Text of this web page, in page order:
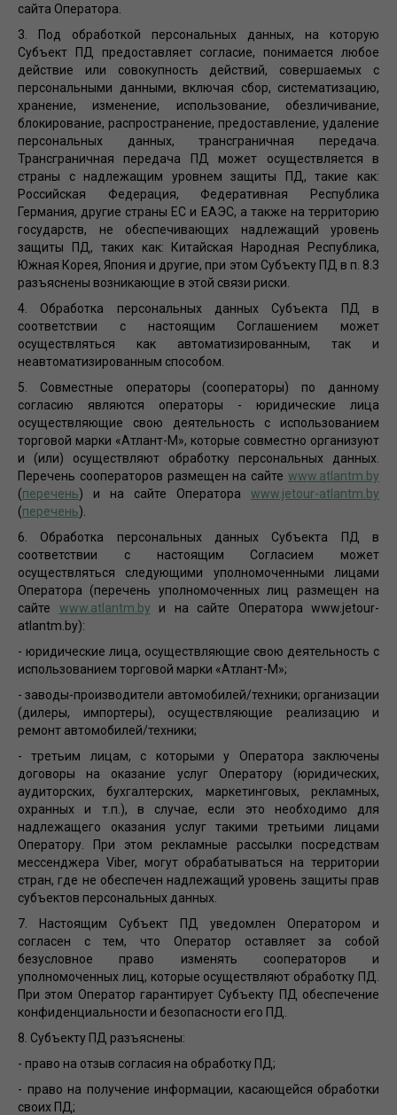
сайта Оператора.
3. Под обработкой персональных данных, на которую
Субъект ПД предоставляет согласие, понимается любое
действие или совокупность действий, совершаемых с
персональными данными, включая сбор, систематизацию,
хранение, изменение, использование, обезличивание,
блокирование, распространение, предоставление, удаление
персональных данных, трансграничная передача.
Трансграничная передача ПД может осуществляется в
страны с надлежащим уровнем защиты ПД, такие как:
Российская Федерация, Федеративная Республика
Германия, другие страны ЕС и ЕАЭС, а также на территорию
государств, не обеспечивающих надлежащий уровень
защиты ПД, таких как: Китайская Народная Республика,
Южная Корея, Япония и другие, при этом Субъекту ПД в п. 8.3
разъяснены возникающие в этой связи риски.
4. Обработка персональных данных Субъекта ПД в
соответствии с настоящим Соглашением может
осуществляться как автоматизированным, так и
неавтоматизированным способом.
5. Совместные операторы (сооператоры) по данному
согласию являются операторы - юридические лица
осуществляющие свою деятельность с использованием
торговой марки «Атлант-М», которые совместно организуют
и (или) осуществляют обработку персональных данных.
Перечень сооператоров размещен на сайте www.atlantm.by
(перечень) и на сайте Оператора www.jetour-atlantm.by
(перечень).
6. Обработка персональных данных Субъекта ПД в
соответствии с настоящим Согласием может
осуществляться следующими уполномоченными лицами
Оператора (перечень уполномоченных лиц размещен на
сайте www.atlantm.by и на сайте Оператора www.jetour-
atlantm.by):
- юридические лица, осуществляющие свою деятельность с
использованием торговой марки «Атлант-М»;
- заводы-производители автомобилей/техники; организации
(дилеры, импортеры), осуществляющие реализацию и
ремонт автомобилей/техники;
- третьим лицам, с которыми у Оператора заключены
договоры на оказание услуг Оператору (юридических,
аудиторских, бухгалтерских, маркетинговых, рекламных,
охранных и т.п.), в случае, если это необходимо для
надлежащего оказания услуг такими третьими лицами
Оператору. При этом рекламные рассылки посредствам
мессенджера Viber, могут обрабатываться на территории
стран, где не обеспечен надлежащий уровень защиты прав
субъектов персональных данных.
7. Настоящим Субъект ПД уведомлен Оператором и
согласен с тем, что Оператор оставляет за собой
безусловное право изменять сооператоров и
уполномоченных лиц, которые осуществляют обработку ПД.
При этом Оператор гарантирует Субъекту ПД обеспечение
конфиденциальности и безопасности его ПД.
8. Субъекту ПД разъяснены:
- право на отзыв согласия на обработку ПД;
- право на получение информации, касающейся обработки
своих ПД;